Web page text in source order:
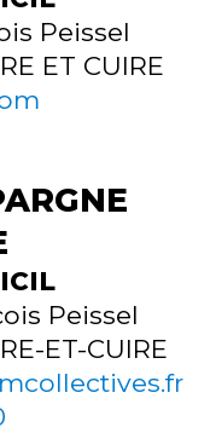
Peissel
ET CUIRE
Peissel
ET-CUIRE